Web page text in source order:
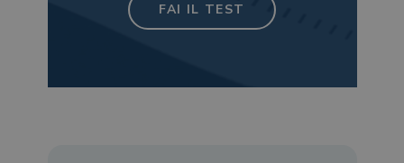
FAI IL TEST